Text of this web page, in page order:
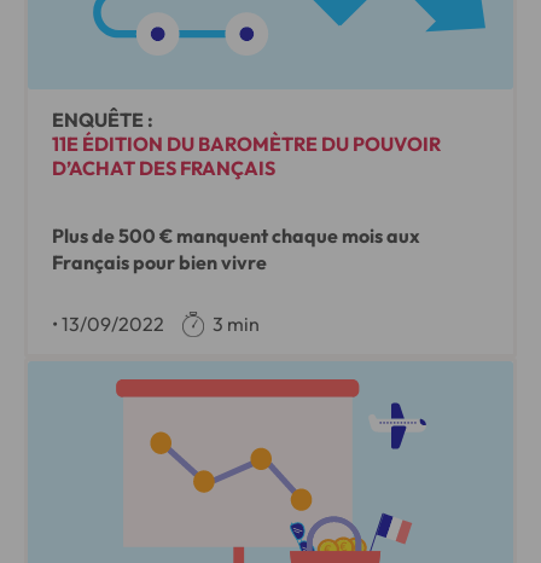
ENQUÊTE :
11E ÉDITION DU BAROMÈTRE DU POUVOIR
D’ACHAT DES FRANÇAIS
Plus de 500 € manquent chaque mois aux
Français pour bien vivre
• 13/09/2022 3 min